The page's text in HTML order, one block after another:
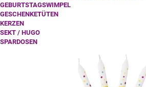
GEBURTSTAGSWIMPEL
GESCHENKETÜTEN
KERZEN
SEKT / HUGO
SPARDOSEN